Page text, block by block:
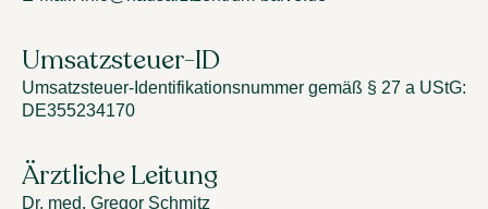
Umsatzsteuer-ID
Umsatzsteuer-Identifikationsnummer gemäß § 27 a UStG:
DE355234170
Ärztliche Leitung
Dr. med. Gregor Schmitz